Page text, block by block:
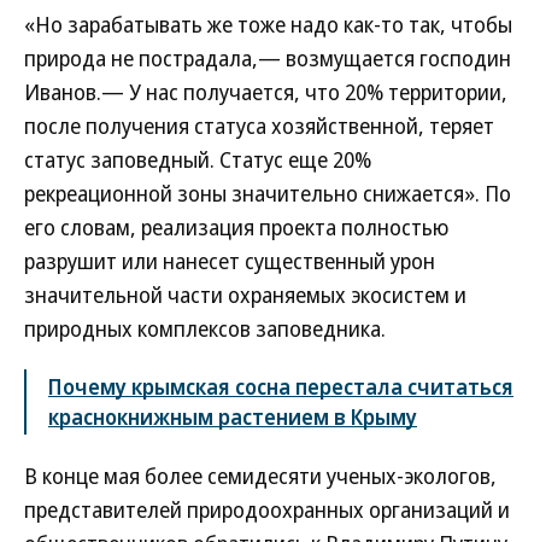
«Но зарабатывать же тоже надо как-то так, чтобы
природа не пострадала,— возмущается господин
Иванов.— У нас получается, что 20% территории,
после получения статуса хозяйственной, теряет
статус заповедный. Статус еще 20%
рекреационной зоны значительно снижается». По
его словам, реализация проекта полностью
разрушит или нанесет существенный урон
значительной части охраняемых экосистем и
природных комплексов заповедника.
Почему крымская сосна перестала считаться
краснокнижным растением в Крыму
В конце мая более семидесяти ученых-экологов,
представителей природоохранных организаций и